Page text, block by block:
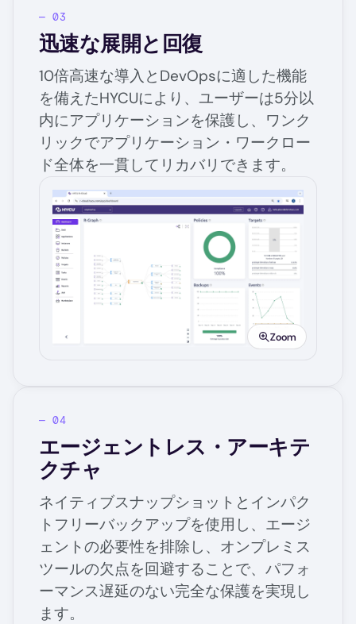
迅速な展開と回復
10倍高速な導入とDevOpsに適した機能
を備えたHYCUにより、ユーザーは5分以
内にアプリケーションを保護し、ワンク
リックでアプリケーション・ワークロー
ド全体を一貫してリカバリできます。
Image
Zoom
エージェントレス・アーキテ
クチャ
ネイティブスナップショットとインパク
トフリーバックアップを使用し、エージ
ェントの必要性を排除し、オンプレミス
ツールの欠点を回避することで、パフォ
ーマンス遅延のない完全な保護を実現し
ます。